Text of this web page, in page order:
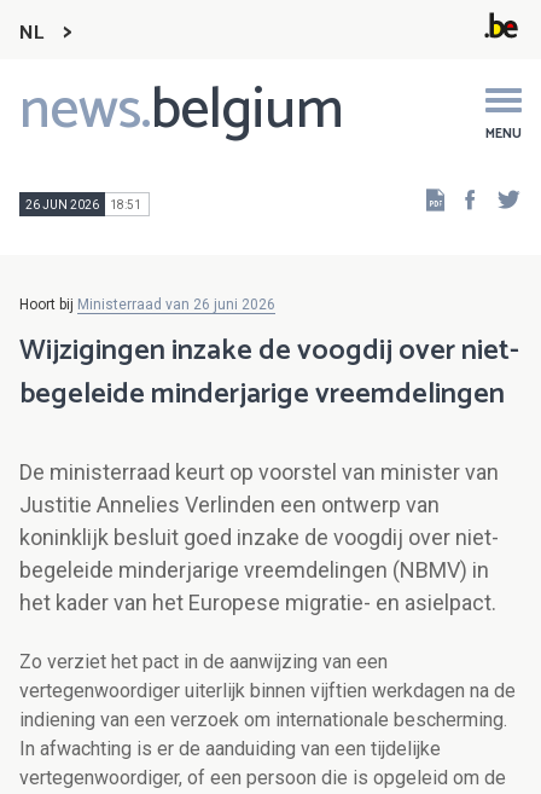
NL
news.belgium MENU
Main
navigation
26 JUN 2026 18:51
Hoort bij Ministerraad van 26 juni 2026
Wijzigingen inzake de voogdij over niet-
begeleide minderjarige vreemdelingen
De ministerraad keurt op voorstel van minister van
Justitie Annelies Verlinden een ontwerp van
koninklijk besluit goed inzake de voogdij over niet-
begeleide minderjarige vreemdelingen (NBMV) in
het kader van het Europese migratie- en asielpact.
Zo verziet het pact in de aanwijzing van een
vertegenwoordiger uiterlijk binnen vijftien werkdagen na de
indiening van een verzoek om internationale bescherming.
In afwachting is er de aanduiding van een tijdelijke
vertegenwoordiger, of een persoon die is opgeleid om de